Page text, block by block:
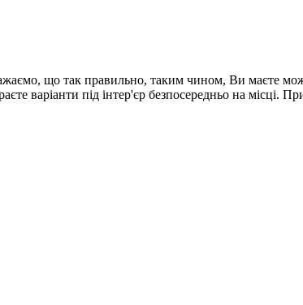
що так правильно, таким чином, Ви маєте
варіанти під інтер'єр безпосередньо на місці.